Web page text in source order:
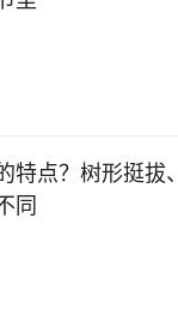
特点？树形挺拔
同